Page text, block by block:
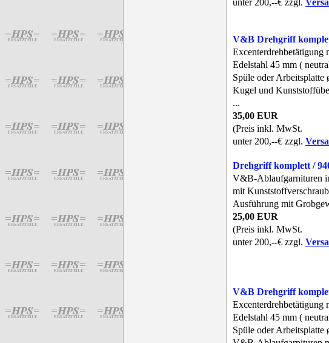
V&B Drehgriff
Excenterdrehbetätigung
Edelstahl 45 mm (
Spüle oder
Kugel und
...
35,00 EUR
(Preis inkl. MwSt.
unter 200,--€ zzgl.
Drehgriff komplett /
V&B-Ablaufgarnituren
mit
Ausführung mit
25,00 EUR
(Preis inkl. MwSt.
unter 200,--€ zzgl.
V&B Drehgriff
Excenterdrehbetätigung
Edelstahl 45 mm (
Spüle oder